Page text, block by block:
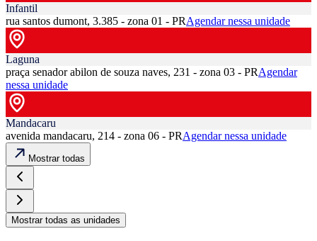
Infantil
rua santos dumont, 3.385 - zona 01 - PRAgendar nessa unidade
Laguna
praça senador abilon de souza naves, 231 - zona 03 - PRAgendar
nessa unidade
Mandacaru
avenida mandacaru, 214 - zona 06 - PRAgendar nessa unidade
Mostrar todas
Mostrar todas as unidades